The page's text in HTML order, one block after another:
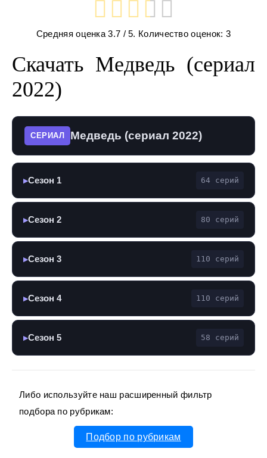
Средняя оценка3.7 / 5. Количество оценок: 3
Скачать Медведь (сериал
2022)
СЕРИАЛ Медведь (сериал 2022)
▶Сезон 1 64 серий
▶Сезон 2 80 серий
▶Сезон 3 110 серий
▶Сезон 4 110 серий
▶Сезон 5 58 серий
Либо используйте наш расширенный фильтр
подбора по рубрикам:
Подбор по рубрикам